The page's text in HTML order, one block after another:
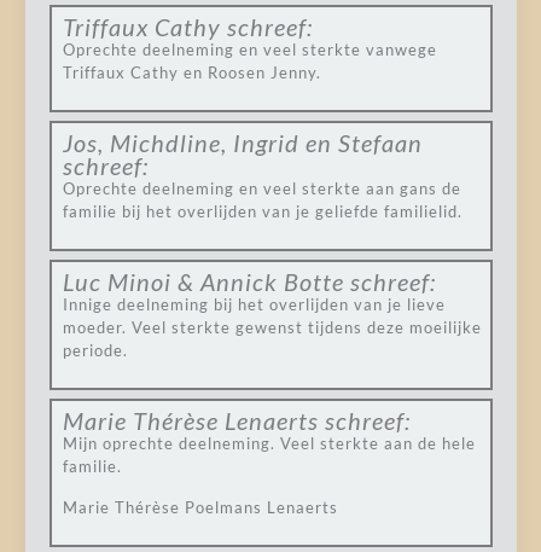
Triffaux Cathy schreef:
Oprechte deelneming en veel sterkte vanwege
Triffaux Cathy en Roosen Jenny.
Jos, Michdline, Ingrid en Stefaan
schreef:
Oprechte deelneming en veel sterkte aan gans de
familie bij het overlijden van je geliefde familielid.
Luc Minoi & Annick Botte schreef:
Innige deelneming bij het overlijden van je lieve
moeder. Veel sterkte gewenst tijdens deze moeilijke
periode.
Marie Thérèse Lenaerts schreef:
Mijn oprechte deelneming. Veel sterkte aan de hele
familie.
Marie Thérèse Poelmans Lenaerts